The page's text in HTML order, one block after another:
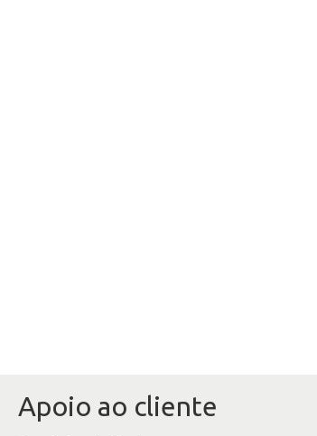
Apoio ao cliente